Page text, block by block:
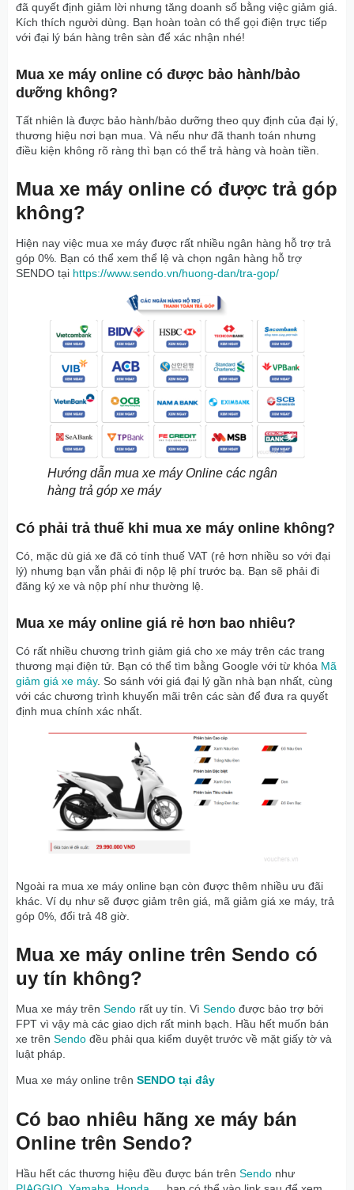
đã quyết định giảm lời nhưng tăng doanh số bằng việc giảm giá.
Kích thích người dùng. Bạn hoàn toàn có thể gọi điện trực tiếp
với đại lý bán hàng trên sàn để xác nhận nhé!
Mua xe máy online có được bảo hành/bảo
dưỡng không?
Tất nhiên là được bảo hành/bảo dưỡng theo quy định của đại lý,
thương hiệu nơi bạn mua. Và nếu như đã thanh toán nhưng
điều kiện không rõ ràng thì bạn có thể trả hàng và hoàn tiền.
Mua xe máy online có được trả góp
không?
Hiện nay việc mua xe máy được rất nhiều ngân hàng hỗ trợ trả
góp 0%. Bạn có thể xem thể lệ và chọn ngân hàng hỗ trợ
SENDO tại https://www.sendo.vn/huong-dan/tra-gop/
Hướng dẫn mua xe máy Online các ngân
hàng trả góp xe máy
Có phải trả thuế khi mua xe máy online không?
Có, mặc dù giá xe đã có tính thuế VAT (rẻ hơn nhiều so với đại
lý) nhưng bạn vẫn phải đi nộp lệ phí trước bạ. Bạn sẽ phải đi
đăng ký xe và nộp phí như thường lệ.
Mua xe máy online giá rẻ hơn bao nhiêu?
Có rất nhiều chương trình giảm giá cho xe máy trên các trang
thương mại điện tử. Bạn có thể tìm bằng Google với từ khóa Mã
giảm giá xe máy. So sánh với giá đại lý gần nhà bạn nhất, cùng
với các chương trình khuyến mãi trên các sàn để đưa ra quyết
định mua chính xác nhất.
Ngoài ra mua xe máy online bạn còn được thêm nhiều ưu đãi
khác. Ví dụ như sẽ được giảm trên giá, mã giảm giá xe máy, trả
góp 0%, đổi trả 48 giờ.
Mua xe máy online trên Sendo có
uy tín không?
Mua xe máy trên Sendo rất uy tín. Vì Sendo được bảo trợ bởi
FPT vì vậy mà các giao dịch rất minh bạch. Hầu hết muốn bán
xe trên Sendo đều phải qua kiểm duyệt trước về mặt giấy tờ và
luật pháp.
Mua xe máy online trên SENDO tại đây
Có bao nhiêu hãng xe máy bán
Online trên Sendo?
Hầu hết các thương hiệu đều được bán trên Sendo như